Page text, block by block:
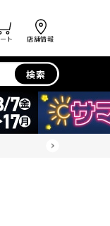
ト 店舗情報
検索